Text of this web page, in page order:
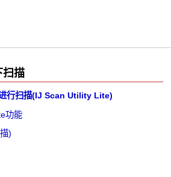
扫描
行扫描(IJ Scan Utility Lite)
功能
)